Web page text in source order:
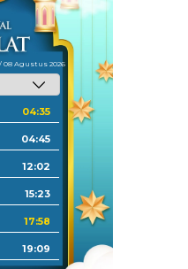
08 Agustus 2026
04:35
04:45
12:02
15:23
17:58
19:09